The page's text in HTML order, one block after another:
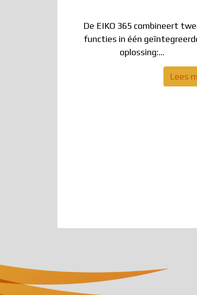
De EIKO 365 combineert
functies in één
oplossing:...
Lees